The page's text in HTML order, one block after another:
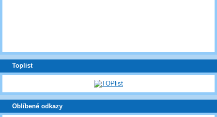
Toplist
Oblíbené odkazy